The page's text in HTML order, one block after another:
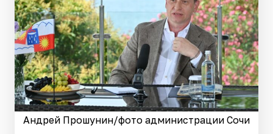
Андрей Прошунин/фото администрации Сочи